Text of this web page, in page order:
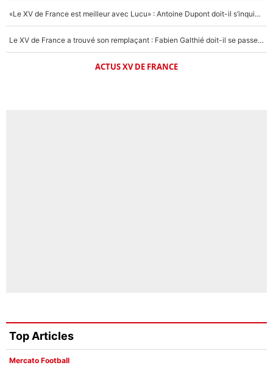
«Le XV de France est meilleur avec Lucu» : Antoine Dupont doit-il s’inquiéter pour sa place ?
Le XV de France a trouvé son remplaçant : Fabien Galthié doit-il se passer d'Antoine Dupont ?
ACTUS XV DE FRANCE
Top Articles
Mercato Football